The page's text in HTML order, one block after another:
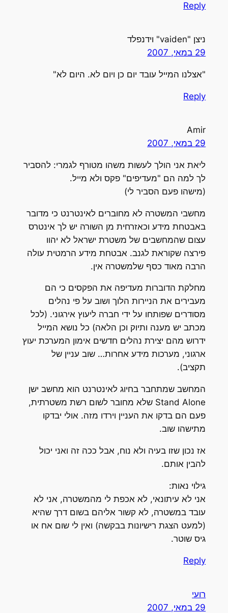
Reply
ניצן "vaiden" וידנפלד
29 במאי, 2007
"אצלנו המייל עובד יום כן ויום לא. היום לא"
Reply
Amir
29 במאי, 2007
ליאת אני הולך לעשות משהו מטורף לגמרי: להסביר
לך למה הם "מעדיפים" פקס ולא מייל.
(מישהו פעם הסביר לי)
מחשבי המשטרה לא מחוברים לאינטרנט כי מדובר
באבטחת מידע וכאזרחית מן השורה יש לך אינטרס
עצום שהמחשבים של משטרת ישראל לא יהוו
פירצה שקוראת לגנב. אבטחת מידע הרמטית עולה
הרבה מאוד כסף שלמשטרה אין.
מחלקת הדוברות מעדיפה את הפקסים כי הם
מעבירים את הניירות הלוך ושוב על פי נהלים
מסודרים שפותחו על ידי חברה ליעוץ אירגוני. (לכל
מכתב יש מענה ותיוק וכן הלאה) כל נושא המייל
ידרוש מהם יצירת נהלים חדשים אימון המערכת יעוץ
ארגוני, מערכות מידע אחרות… שוב עניין של
תקציב).
המחשב שמתחבר בחיוג לאינטרנט הוא מחשב ישן
Stand Alone שלא מחובר לשום רשת משטרתית,
פעם הם בדקו את העניין וירדו מזה. אולי יבדקו
מתישהו שוב.
אז נכון שזו בעיה ולא נוח, אבל ככה זה ואני יכול
להבין אותם.
גילוי נאות:
אני לא עיתונאי, לא אכפת לי מהמשטרה, אני לא
עובד במשטרה, לא קשור אליהם בשום דרך שהיא
(למעט הצגת רישיונות בבקשה) ואין לי שום אח או
גיס שוטר.
Reply
רועי
29 במאי, 2007